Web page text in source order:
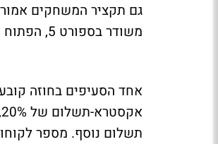
גם תקציר המשחקים אמור
משודר בספורט 5, הפתוח לכל מנויי